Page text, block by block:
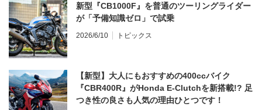
新型『CB1000F』を普通のツーリングライダー
が「予備知識ゼロ」で試乗
2026/6/10 トピックス
【新型】大人にもおすすめの400ccバイク
『CBR400R』がHonda E-Clutchを新搭載!? 足
つき性の良さも人気の理由ひとつです！